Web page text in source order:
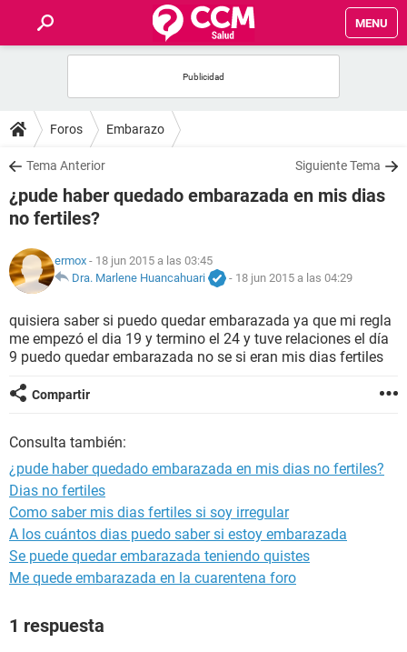
MENU
FOROS
SALUD
FAMILIA
NUTRICIÓN
SEXUALIDAD
GLOSARIO
Foros Embarazo
Tema Anterior Siguiente Tema
¿pude haber quedado embarazada en mis dias
no fertiles?
ermox - 18 jun 2015 a las 03:45
Dra. Marlene Huancahuari
- 18 jun 2015 a las 04:29
quisiera saber si puedo quedar embarazada ya que mi regla
me empezó el dia 19 y termino el 24 y tuve relaciones el día
9 puedo quedar embarazada no se si eran mis dias fertiles
Compartir
Consulta también:
¿pude haber quedado embarazada en mis dias no fertiles?
Dias no fertiles
Como saber mis dias fertiles si soy irregular
A los cuántos dias puedo saber si estoy embarazada
Se puede quedar embarazada teniendo quistes
Me quede embarazada en la cuarentena foro
1 respuesta